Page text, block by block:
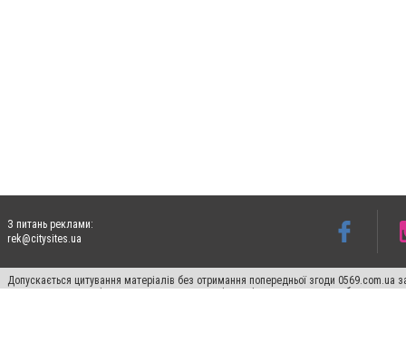
З питань реклами:
rek@citysites.ua
Допускається цитування матеріалів без отримання попередньої згоди
пошукових систем гіперпосилання на цитовані статті не нижче другого абзацу в